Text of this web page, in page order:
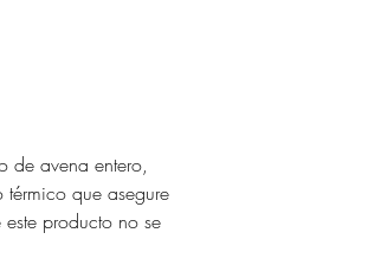
de avena entero,
que asegure
producto no se